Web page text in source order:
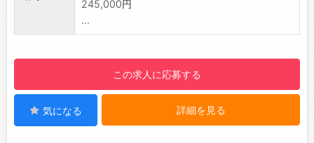
勤務実績に応じて、給与前払いが可能です◎
簡単申請！簡単受取！日払い即日払い対応！
☆
◆ご不明点はいつでもご相談ください！
即日対応!!フォロー体制もバッチリ
登録はご自宅からお電話で可能です◎
☆----------------------------------------
事業成長に貢献するキャリアを描けます！
【やりがい】
・開発者と近い距離で働くことで、技術の本質
を理解しながら業務推進できます。
245,000円
...
この求人に応募する
気になる 詳細を見る